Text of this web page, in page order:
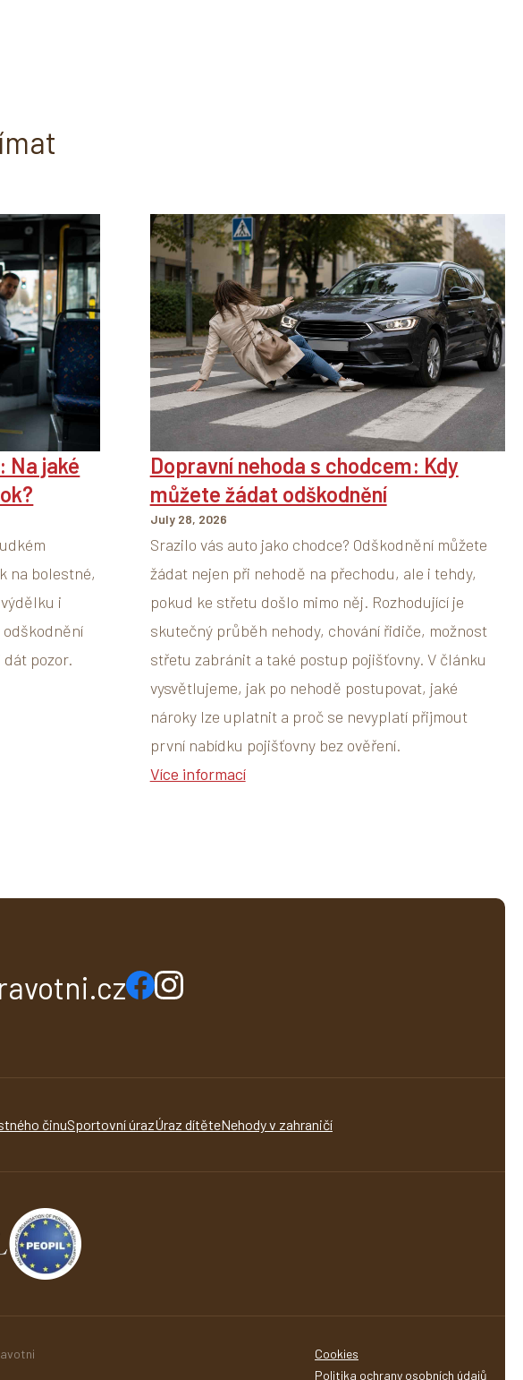
Na jaké
na bolestné,
i
pozor.
Dopravní nehoda s chodcem: Kdy
můžete žádat odškodnění
July 28, 2026
Srazilo vás auto jako chodce? Odškodnění můžete
žádat nejen při nehodě na přechodu, ale i tehdy,
pokud ke střetu došlo mimo něj. Rozhodující je
skutečný průběh nehody, chování řidiče, možnost
střetu zabránit a také postup pojišťovny. V článku
vysvětlujeme, jak po nehodě postupovat, jaké
nároky lze uplatnit a proč se nevyplatí přijmout
první nabídku pojišťovny bez ověření.
Více informací
činuSportovní úrazÚraz dítěteNehody v zahraničí
Cookies
Politika ochrany osobních údajů